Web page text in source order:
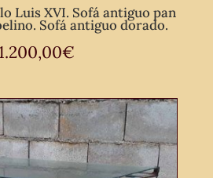
Luis XVI. Sofá antiguo pan
Sofá antiguo dorado.
€